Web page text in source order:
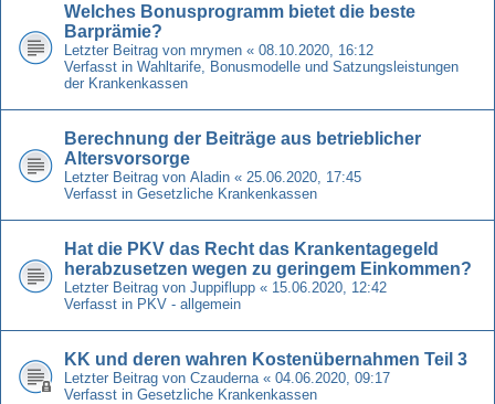
Welches Bonusprogramm bietet die beste
Barprämie?
Letzter Beitrag von mrymen « 08.10.2020, 16:12
Verfasst in Wahltarife, Bonusmodelle und Satzungsleistungen
der Krankenkassen
Berechnung der Beiträge aus betrieblicher
Altersvorsorge
Letzter Beitrag von Aladin « 25.06.2020, 17:45
Verfasst in Gesetzliche Krankenkassen
Hat die PKV das Recht das Krankentagegeld
herabzusetzen wegen zu geringem Einkommen?
Letzter Beitrag von Juppiflupp « 15.06.2020, 12:42
Verfasst in PKV - allgemein
KK und deren wahren Kostenübernahmen Teil 3
Letzter Beitrag von Czauderna « 04.06.2020, 09:17
Verfasst in Gesetzliche Krankenkassen